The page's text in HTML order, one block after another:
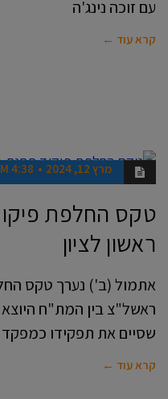
עם זוכה נינג'ה
קרא עוד ←
חדשות
מרץ 12, 2024 4:38 PM
טקס החלפת
ראשון לציון
אתמול (ב') נערך טקס
ראשל"צ בין המת"ח
שסיים את תפקידו כמפקד
קרא עוד ←